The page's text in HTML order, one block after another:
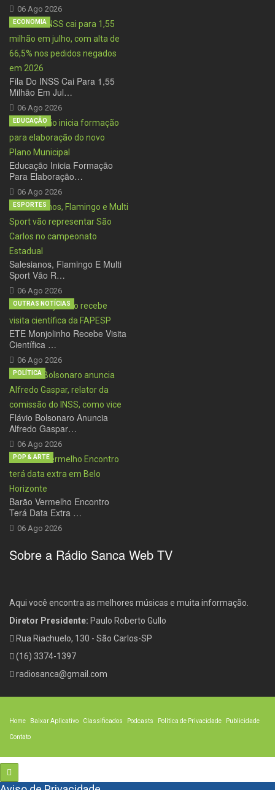
06 Ago 2026
Fila Do INSS Cai Para 1,55
Milhão Em Jul…
06 Ago 2026
ECONOMIA
Educação Inicia Formação
Para Elaboração…
06 Ago 2026
EDUCAÇÃO
Salesianos, Flamingo E Multi
Sport Vão R…
06 Ago 2026
ESPORTES
ETE Monjolinho Recebe Visita
Científica …
06 Ago 2026
OUTRAS NOTÍCIAS
Flávio Bolsonaro Anuncia
Alfredo Gaspar…
06 Ago 2026
POLÍTICA
Barão Vermelho Encontro
Terá Data Extra …
06 Ago 2026
POP & ARTE
Sobre a Rádio Sanca Web TV
Aqui você encontra as melhores músicas e muita informação.
Diretor Presidente: Paulo Roberto Gullo
Rua Riachuelo, 130 - São Carlos-SP
(16) 3374-1397
radiosanca@gmail.com
Home Baixar Aplicativo Classificados Podcasts Política de Privacidade Publicidade
Contato